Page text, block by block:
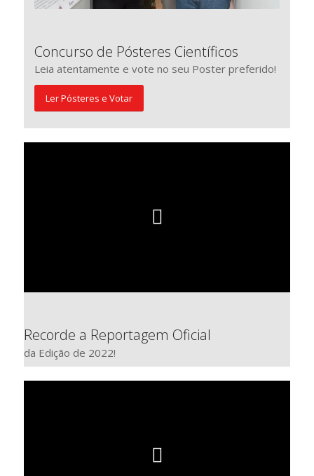
Concurso de Pósteres Científicos
Leia atentamente e vote no seu Poster preferido!
Ler Pósteres e Votar
Recorde a Reportagem Oficial
da Edição de 2022!